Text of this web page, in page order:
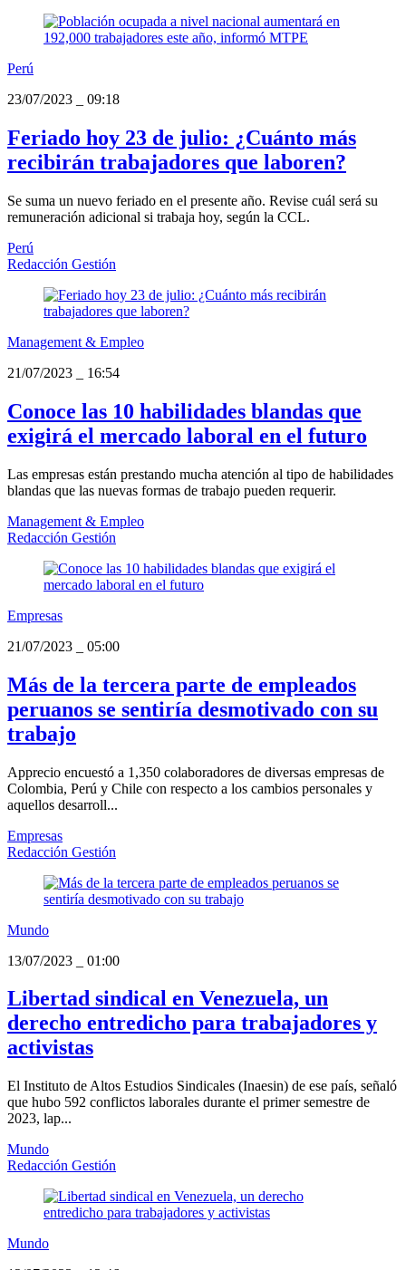
Perú
23/07/2023
09:18
Feriado hoy 23 de julio: ¿Cuánto más
recibirán trabajadores que laboren?
Se suma un nuevo feriado en el presente año. Revise cuál será su
remuneración adicional si trabaja hoy, según la CCL.
Perú
Redacción Gestión
Management & Empleo
21/07/2023
16:54
Conoce las 10 habilidades blandas que
exigirá el mercado laboral en el futuro
Las empresas están prestando mucha atención al tipo de habilidades
blandas que las nuevas formas de trabajo pueden requerir.
Management & Empleo
Redacción Gestión
Empresas
21/07/2023
05:00
Más de la tercera parte de empleados
peruanos se sentiría desmotivado con su
trabajo
Apprecio encuestó a 1,350 colaboradores de diversas empresas de
Colombia, Perú y Chile con respecto a los cambios personales y
aquellos desarroll...
Empresas
Redacción Gestión
Mundo
13/07/2023
01:00
Libertad sindical en Venezuela, un
derecho entredicho para trabajadores y
activistas
El Instituto de Altos Estudios Sindicales (Inaesin) de ese país, señaló
que hubo 592 conflictos laborales durante el primer semestre de
2023, lap...
Mundo
Redacción Gestión
Mundo